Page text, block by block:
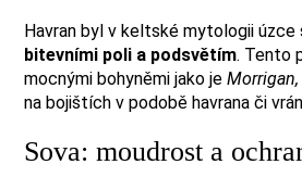
Havran byl v keltské mytologii úzce
bitevními poli a podsvětím. Tento
mocnými bohyněmi jako jeMorrigan,
na bojištích v podobě havrana či
Sova: moudrost a